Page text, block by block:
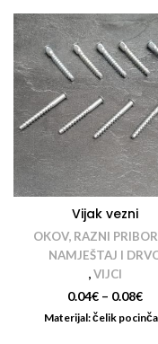
Vijak vezni
OKOV, RAZNI
NAMJEŠTAJ I
,VIJCI
0.04€ – 0.08€
Materijal: čelik